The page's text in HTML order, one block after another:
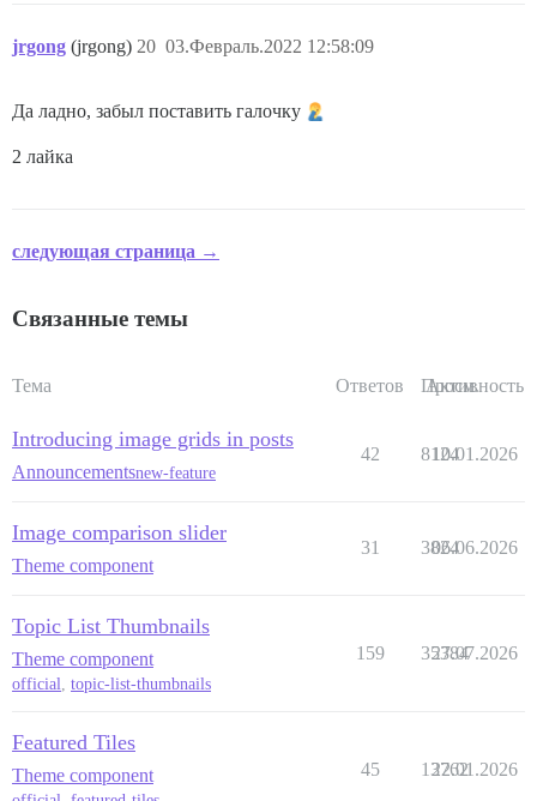
jrgong (jrgong) 03.Февраль.2022 12:58:09
20
Да ладно, забыл поставить галочку
2 лайка
следующая страница →
Связанные темы
Тема Ответов Просм.
Активность
Introducing image grids in posts
Announcementsnew-feature
42 8124
10.01.2026
Image comparison slider
Theme component
31 3824
06.06.2026
Topic List Thumbnails
Theme component
official, topic-list-thumbnails
159 35384
27.07.2026
Featured Tiles
Theme component 45 13762
22.01.2026